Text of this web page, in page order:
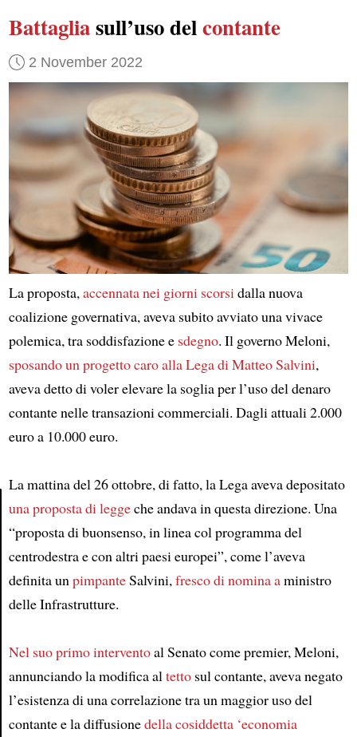
Article
Battagliasull’uso delcontante
2 November 2022
La proposta,accennata nei giorni scorsidalla nuova
coalizione governativa, aveva subito avviato una vivace
polemica, tra soddisfazione e sdegno. Il governo Meloni,
sposando un progetto caro alla Lega di Matteo Salvini,
aveva detto di voler elevare la soglia per l’uso del denaro
contante nelle transazioni commerciali. Dagli attuali 2.000
euro a 10.000 euro.
La mattina del 26 ottobre, di fatto, la Lega aveva depositato
una proposta di leggeche andava in questa direzione. Una
“proposta di buonsenso, in linea col programma del
centrodestra e con altri paesi europei”, come l’aveva
definita unpimpanteSalvini,fresco di nomina aministro
delle Infrastrutture.
Nel suo primo interventoal Senato come premier, Meloni,
annunciando la modifica altettosul contante, aveva negato
l’esistenza di una correlazione tra un maggior uso del
contante e la diffusionedella cosiddetta ‘economia